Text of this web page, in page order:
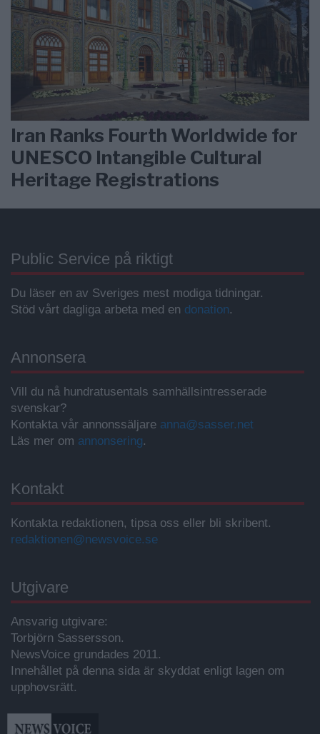
Iran Ranks Fourth Worldwide for
UNESCO Intangible Cultural
Heritage Registrations
Public Service på riktigt
Du läser en av Sveriges mest modiga tidningar.
Stöd vårt dagliga arbeta med en donation.
Annonsera
Vill du nå hundratusentals samhällsintresserade
svenskar?
Kontakta vår annonssäljare anna@sasser.net
Läs mer om annonsering.
Kontakt
Kontakta redaktionen, tipsa oss eller bli skribent.
redaktionen@newsvoice.se
Utgivare
Ansvarig utgivare:
Torbjörn Sassersson.
NewsVoice grundades 2011.
Innehållet på denna sida är skyddat enligt lagen om
upphovsrätt.